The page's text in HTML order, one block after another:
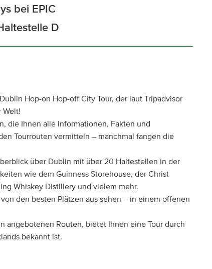
bei EPIC
D
Hop-on Hop-off City Tour, der laut Tripadvisor
Welt!
die Ihnen alle Informationen, Fakten und
Tourrouten vermitteln – manchmal fangen die
über Dublin mit über 20 Haltestellen in der
wie dem Guinness Storehouse, der Christ
Whiskey Distillery und vielem mehr.
den besten Plätzen aus sehen – in einem offenen
angebotenen Routen, bietet Ihnen eine Tour durch
bekannt ist.